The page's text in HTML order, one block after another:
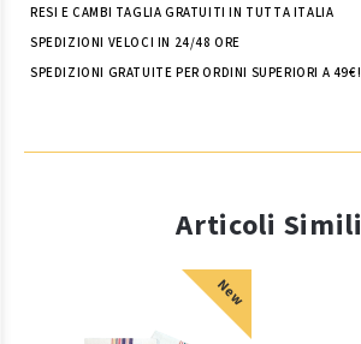
RESI E CAMBI TAGLIA GRATUITI IN TUTTA ITALIA
SPEDIZIONI VELOCI IN 24/48 ORE
SPEDIZIONI GRATUITE PER ORDINI SUPERIORI A 49€!
Articoli Simili
New